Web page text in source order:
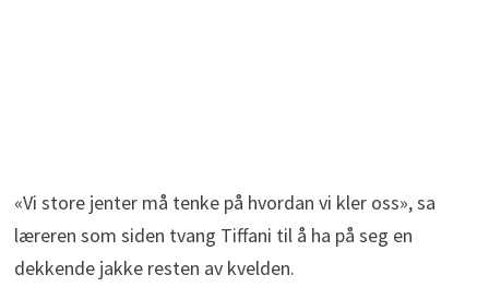
«Vi store jenter må tenke på hvordan vi kler oss», sa
læreren som siden tvang Tiffani til å ha på seg en
dekkende jakke resten av kvelden.